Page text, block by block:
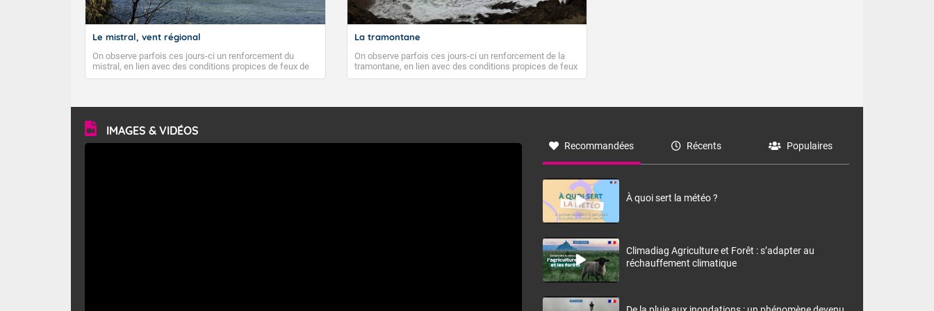
Températures maximales : 33 degrés.
Vent faible de Sud-Ouest.
Pour lundi matin.
Températures minimales : 17 degrés.
Le mistral, vent régional
On observe parfois ces jours-ci un renforcement du
mistral, en lien avec des conditions propices de feux de
forêt. Mais qu'est-ce que le mistral ? Quelles sont ses
vitesse moyenne de 50 km/h et atteindre 80 à 100 km/h
du Rhône et la Provence et envahit le littoral
méditerranéen à partir de la Camargue.
La tramontane
On observe parfois ces jours-ci un renforcement de la
tramontane, en lien avec des conditions propices de feux
de forêt. Mais qu'est-ce que la tramontane ? Quelles sont
à nord-ouest, dans un secteur qui part du Roussillon à la
IMAGES & VIDÉOS
Recommandées Récents Populaires
À quoi sert la météo ?
Climadiag Agriculture et Forêt : s’adapter au
réchauffement climatique